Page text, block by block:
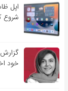
اپل
شروع
گزارش
خود